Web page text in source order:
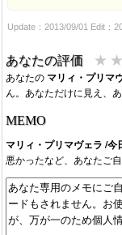
Update：2013/09/01 Edit：
あなたの評価 ★ ★
あなたの マリィ・プリマ
ん。あなただけに見え、
MEMO
マリィ・プリマヴェラ /今
悪かったなど、あなたご